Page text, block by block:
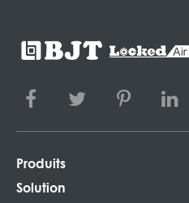
Produits
Solution